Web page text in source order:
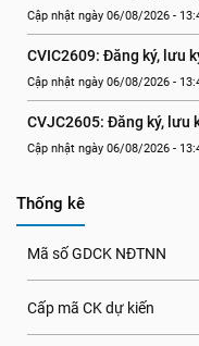
Cập nhật ngày 06/08/2026 -
CVIC2609: Đăng ký, lưu
Cập nhật ngày 06/08/2026 -
CVJC2605: Đăng ký, lưu
Cập nhật ngày 06/08/2026 -
Thống kê
Mã số GDCK NĐTNN
Cấp mã CK dự kiến